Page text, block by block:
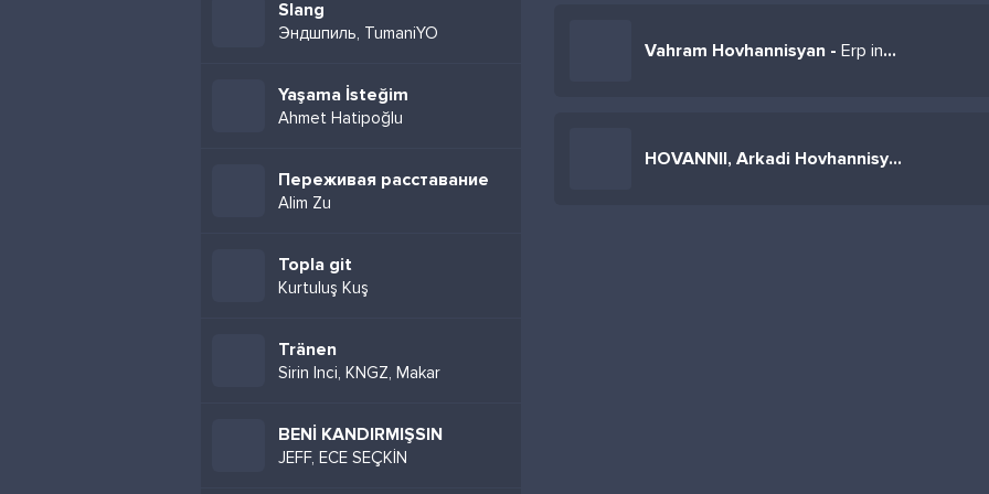
Slang
Эндшпиль, TumaniYO
Yaşama İsteğim
Ahmet Hatipoğlu
Переживая расставание
Alim Zu
Topla git
Kurtuluş Kuş
Tränen
Sirin Inci, KNGZ, Makar
BENİ KANDIRMIŞSIN
JEFF, ECE SEÇKİN
Vahram Hovhannisyan - Erp indz nayum es
HOVANNII, Arkadi Hovhannisyan -